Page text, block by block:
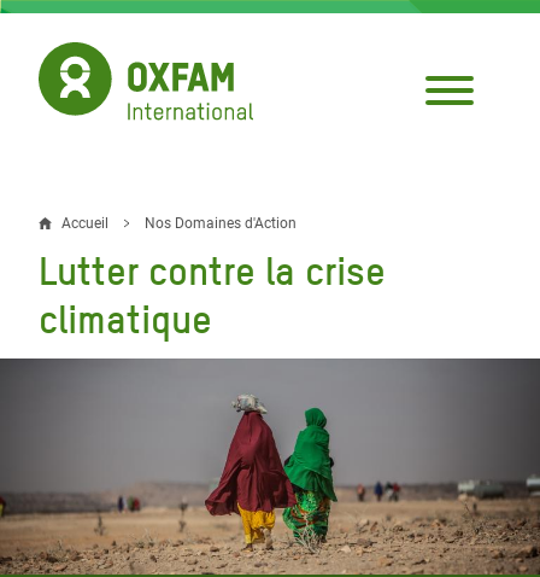
Aller
contenu
principal
Fil
d'Ariane
Accueil Nos Domaines d'Action
Lutter contre la crise
climatique